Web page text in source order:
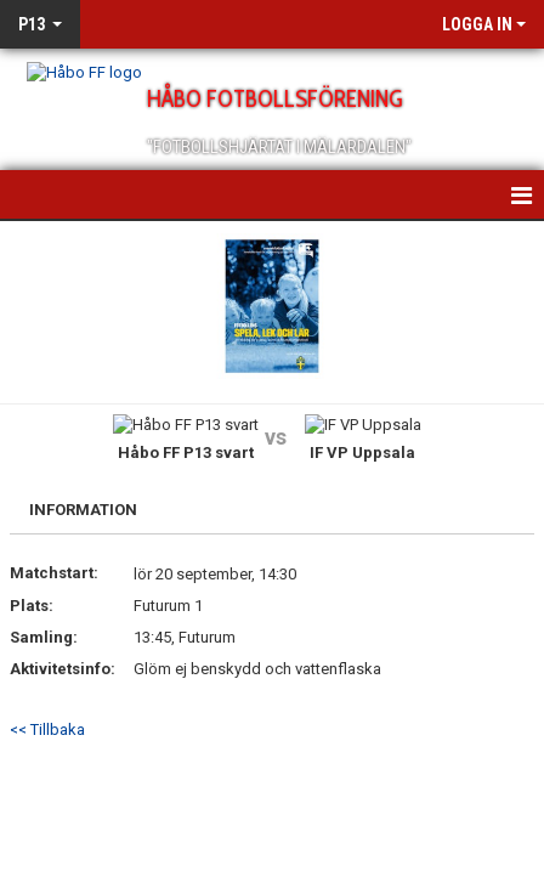
P13 LOGGA IN
HÅBO FOTBOLLSFÖRENING
"FOTBOLLSHJÄRTAT I MÄLARDALEN"
BILDGALLERI
KONTAKT
Håbo FF P13 svart
vs
IF VP Uppsala
INFORMATION
Matchstart:
lör 20 september, 14:30
Plats:
Futurum 1
Samling:
13:45, Futurum
Aktivitetsinfo:
Glöm ej benskydd och vattenflaska
<< Tillbaka